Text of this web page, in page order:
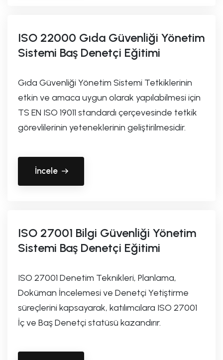
ISO 22000 Gıda Güvenliği Yönetim
Sistemi Baş Denetçi Eğitimi
Gıda Güvenliği Yönetim Sistemi Tetkiklerinin
etkin ve amaca uygun olarak yapılabilmesi için
TS EN ISO 19011 standardı çerçevesinde tetkik
görevlilerinin yeteneklerinin geliştirilmesidir.
İncele
ISO 27001 Bilgi Güvenliği Yönetim
Sistemi Baş Denetçi Eğitimi
ISO 27001 Denetim Teknikleri, Planlama,
Doküman İncelemesi ve Denetçi Yetiştirme
süreçlerini kapsayarak, katılımcılara ISO 27001
İç ve Baş Denetçi statüsü kazandırır.